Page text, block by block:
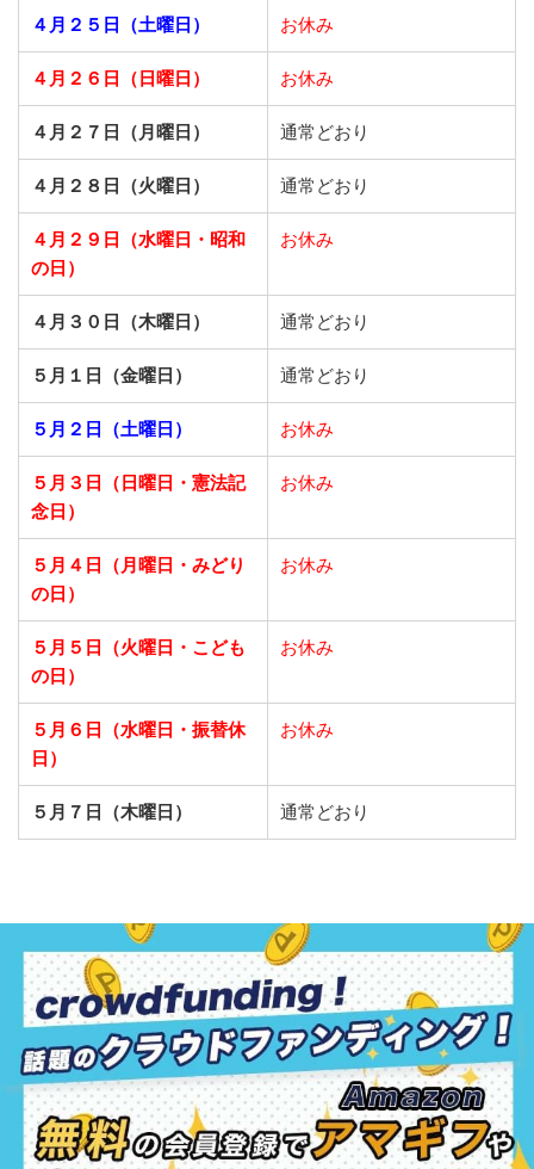
４月２５日（土曜日） お休み
４月２６日（日曜日） お休み
４月２７日（月曜日） 通常どおり
４月２８日（火曜日） 通常どおり
４月２９日（水曜日・昭和
の日）
お休み
４月３０日（木曜日） 通常どおり
５月１日（金曜日） 通常どおり
５月２日（土曜日） お休み
５月３日（日曜日・憲法記
念日）
お休み
５月４日（月曜日・みどり
の日）
お休み
５月５日（火曜日・こども
の日）
お休み
５月６日（水曜日・振替休
日）
お休み
５月７日（木曜日） 通常どおり